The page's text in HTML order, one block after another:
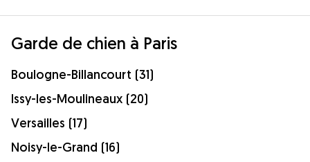
Garde de chien à Paris
Boulogne-Billancourt (31)
Issy-les-Moulineaux (20)
Versailles (17)
Noisy-le-Grand (16)